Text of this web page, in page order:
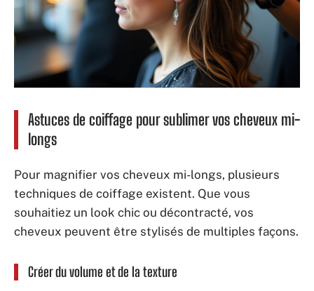
Astuces de coiffage pour sublimer vos cheveux mi-
longs
Pour magnifier vos cheveux mi-longs, plusieurs
techniques de coiffage existent. Que vous
souhaitiez un look chic ou décontracté, vos
cheveux peuvent être stylisés de multiples façons.
Créer du volume et de la texture